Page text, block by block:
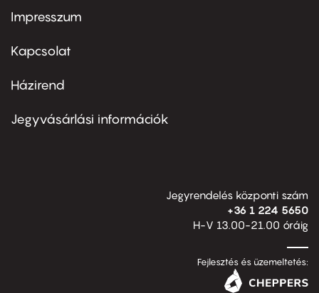
Footer
first
Impresszum
Kapcsolat
Footer
second
Házirend
Jegyvásárlási információk
Jegyrendelés központi szám
+36 1 224 5650
H-V 13.00-21.00 óráig
Fejlesztés és üzemeltetés: